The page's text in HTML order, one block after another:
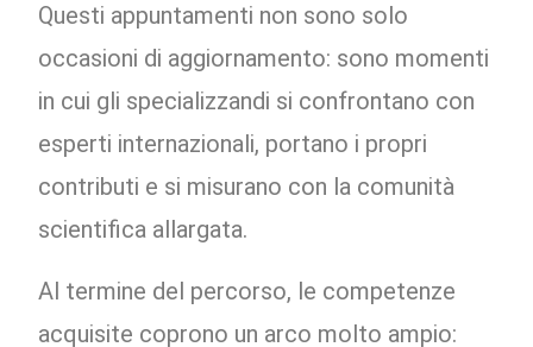
Questi appuntamenti non sono solo
occasioni di aggiornamento: sono momenti
in cui gli specializzandi si confrontano con
esperti internazionali, portano i propri
contributi e si misurano con la comunità
scientifica allargata.
Al termine del percorso, le competenze
acquisite coprono un arco molto ampio: